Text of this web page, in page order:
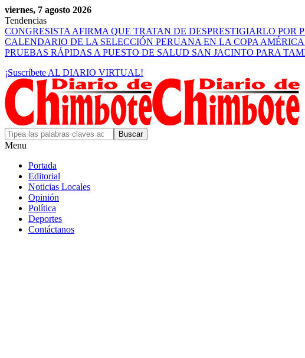
viernes, 7 agosto 2026
Tendencias
CONGRESISTA AFIRMA QUE TRATAN DE DESPRESTIGIARLO POR
CALENDARIO DE LA SELECCIÓN PERUANA EN LA COPA AMÉRICA
PRUEBAS RÁPIDAS A PUESTO DE SALUD SAN JACINTO PARA
¡Suscríbete AL DIARIO VIRTUAL!
Menu
Portada
Editorial
Noticias Locales
Opinión
Política
Deportes
Contáctanos